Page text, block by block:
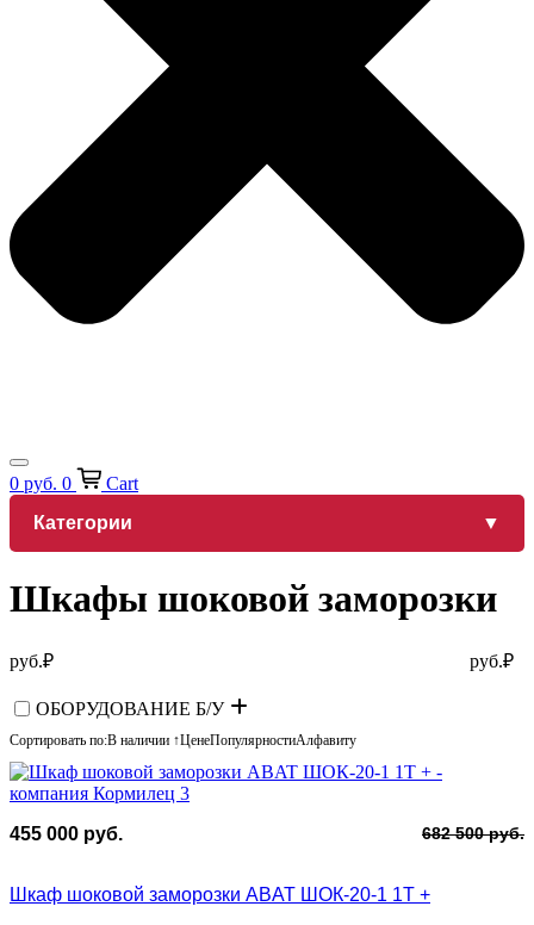
0 руб. 0
Cart
Категории
Шкафы шоковой заморозки
руб.₽ руб.₽
ОБОРУДОВАНИЕ Б/У
Сортировать по:В наличии ↑ЦенеПопулярностиАлфавиту
682 500руб.
455 000 руб.
Шкаф шоковой заморозки ABAT ШОК-20-1 1Т +